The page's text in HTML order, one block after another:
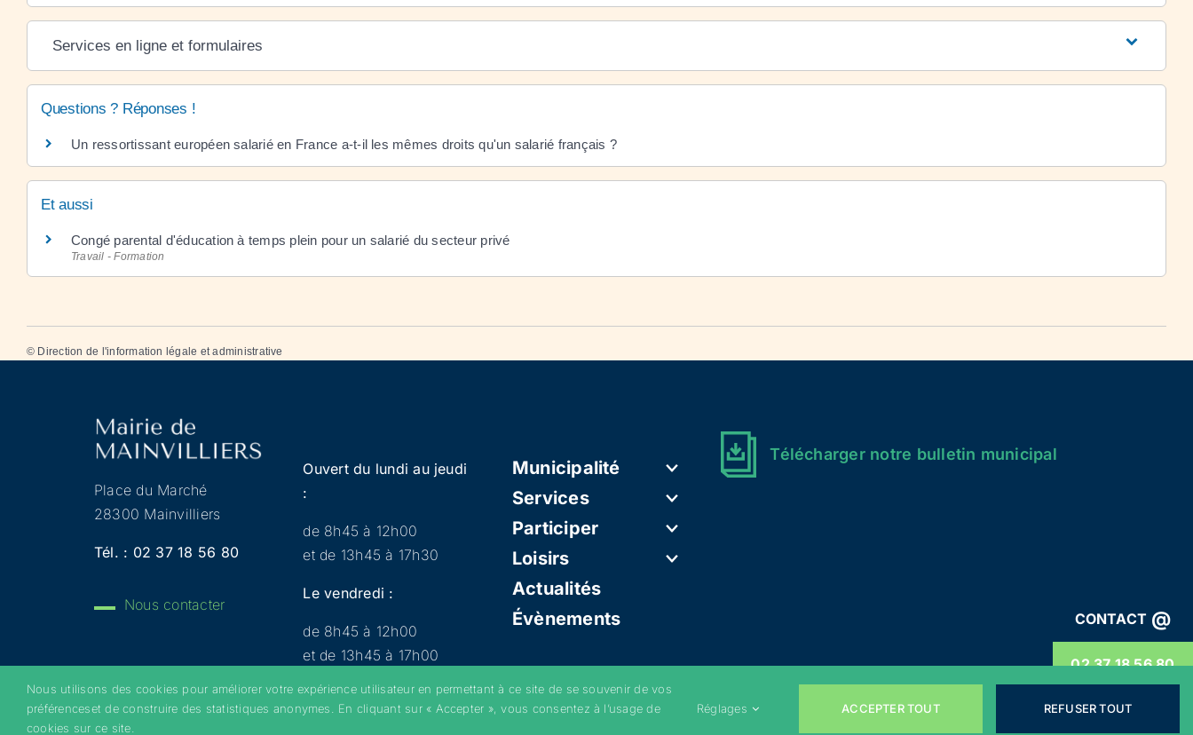
CONTACT @
02 37 18 56 80
Services en ligne et formulaires
Questions ? Réponses !
Un ressortissant européen salarié en France a-t-il les mêmes droits qu'un salarié français ?
Et aussi
Congé parental d'éducation à temps plein pour un salarié du secteur privé
Travail - Formation
© Direction de l'information légale et administrative
Place du Marché
28300 Mainvilliers
Tél. : 02 37 18 56 80
Nous contacter
Ouvert du lundi au jeudi
:
de 8h45 à 12h00
et de 13h45 à 17h30
Le vendredi :
de 8h45 à 12h00
et de 13h45 à 17h00
Municipalité
Services
Participer
Loisirs
Actualités
Évènements
Télécharger notre bulletin municipal
Copyright 2022 © Mainvilliers – Tous droits réservés –Mentions légales– Politique de confidentialité– Cookies–Conditions générales
Nous utilisons des cookies pour améliorer votre expérience utilisateur en permettant à ce site de se souvenir de vos
préférenceset de construire des statistiques anonymes. En cliquant sur « Accepter », vous consentez à l’usage de
cookies sur ce site.
Réglages ACCEPTER TOUT REFUSER TOUT